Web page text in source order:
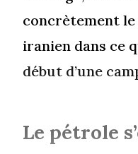
concrètement
iranien dans ce
début d’une
Le pétrole